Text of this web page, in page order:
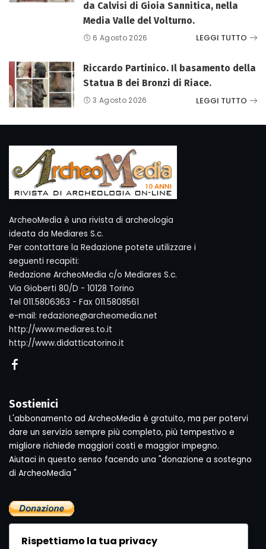
da Calvisi di Gioia Sannitica, nella
Media Valle del Volturno.
6 Agosto 2026 LEGGI TUTTO
Riccardo Partinico. Il basamento della
Statua B dei Bronzi di Riace.
3 Agosto 2026 LEGGI TUTTO
ArcheoMedia è una rivista di archeologia
ideata da Mediares S.c.
Per contattare la Redazione potete utilizzare i
seguenti recapiti:
Redazione ArcheoMedia c/o Mediares S.c.
Via Gioberti 80/D - 10128 Torino
Tel 011.5806363 - Fax 011.5808561
e-mail: redazione@archeomedia.net
http://www.mediares.to.it
http://www.didatticatorino.it
Sostienici
L'abbonamento ad ArcheoMedia è gratuito, ma per potervi
dare un servizio sempre più completo, più tempestivo e
migliore richiede maggiori costi e maggior impegno.
Aiutaci in questo senso facendo una "donazione a sostegno
di ArcheoMedia "
Rispettiamo la tua privacy